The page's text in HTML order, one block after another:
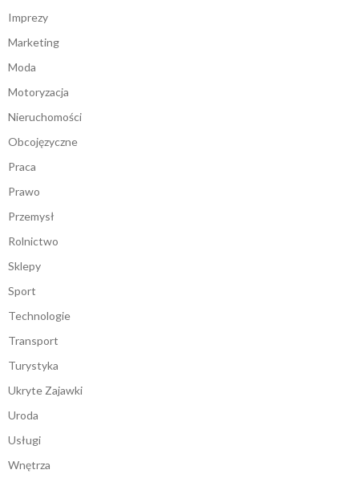
Imprezy
Marketing
Moda
Motoryzacja
Nieruchomości
Obcojęzyczne
Praca
Prawo
Przemysł
Rolnictwo
Sklepy
Sport
Technologie
Transport
Turystyka
Ukryte Zajawki
Uroda
Usługi
Wnętrza